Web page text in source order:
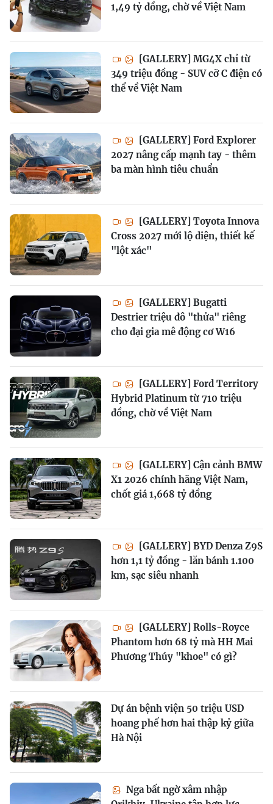
1,49 tỷ đồng, chờ về Việt Nam
[GALLERY] MG4X chỉ từ
349 triệu đồng - SUV cỡ C điện có
thể về Việt Nam
[GALLERY] Ford Explorer
2027 nâng cấp mạnh tay - thêm
ba màn hình tiêu chuẩn
[GALLERY] Toyota Innova
Cross 2027 mới lộ diện, thiết kế
"lột xác"
[GALLERY] Bugatti
Destrier triệu đô "thửa" riêng
cho đại gia mê động cơ W16
[GALLERY] Ford Territory
Hybrid Platinum từ 710 triệu
đồng, chờ về Việt Nam
[GALLERY] Cận cảnh BMW
X1 2026 chính hãng Việt Nam,
chốt giá 1,668 tỷ đồng
[GALLERY] BYD Denza Z9S
hơn 1,1 tỷ đồng - lăn bánh 1.100
km, sạc siêu nhanh
[GALLERY] Rolls-Royce
Phantom hơn 68 tỷ mà HH Mai
Phương Thúy "khoe" có gì?
Dự án bệnh viện 50 triệu USD
hoang phế hơn hai thập kỷ giữa
Hà Nội
Nga bất ngờ xâm nhập